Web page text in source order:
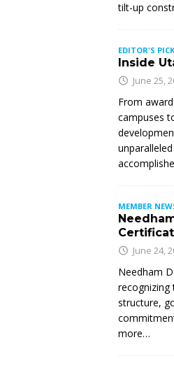
tilt-up
EDITOR'S PICK
Inside
June 25,
From
campuses
MEMBER
June 24,
Needham
recognizing
structure,
more…